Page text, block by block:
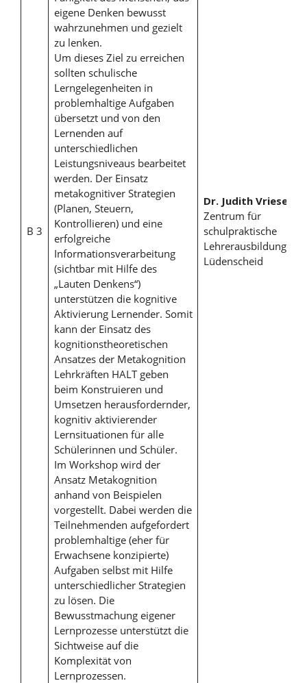
B 3
eigene Denken bewusst
wahrzunehmen und gezielt
zu lenken.
Um dieses Ziel zu erreichen
sollten schulische
Lerngelegenheiten in
problemhaltige Aufgaben
übersetzt und von den
Lernenden auf
unterschiedlichen
Leistungsniveaus bearbeitet
werden. Der Einsatz
metakognitiver Strategien
(Planen, Steuern,
Kontrollieren) und eine
erfolgreiche
Informationsverarbeitung
(sichtbar mit Hilfe des
„Lauten Denkens“)
unterstützen die kognitive
Aktivierung Lernender. Somit
kann der Einsatz des
kognitionstheoretischen
Ansatzes der Metakognition
Lehrkräften HALT geben
beim Konstruieren und
Umsetzen herausfordernder,
kognitiv aktivierender
Lernsituationen für alle
Schülerinnen und Schüler.
Im Workshop wird der
Ansatz Metakognition
anhand von Beispielen
vorgestellt. Dabei werden die
Teilnehmenden aufgefordert
problemhaltige (eher für
Erwachsene konzipierte)
Aufgaben selbst mit Hilfe
unterschiedlicher Strategien
zu lösen. Die
Bewusstmachung eigener
Lernprozesse unterstützt die
Sichtweise auf die
Komplexität von
Lernprozessen.
Dr. Judith Vriesen
Zentrum für
schulpraktische
Lehrerausbildung
Lüdenscheid